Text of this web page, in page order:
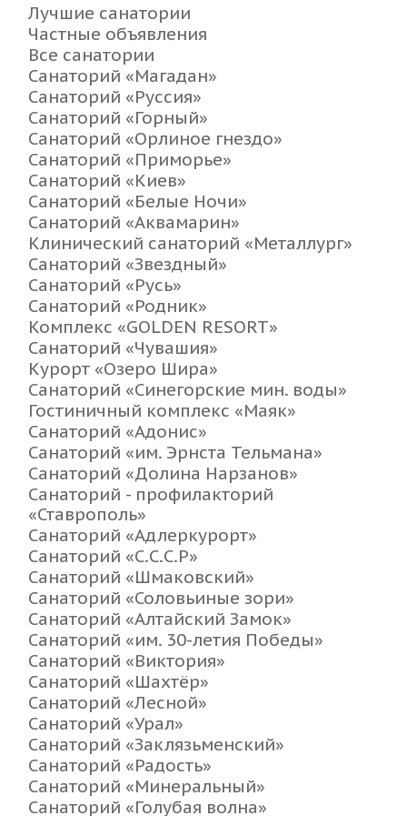
Лучшие санатории
Частные объявления
Все санатории
Санаторий «Магадан»
Санаторий «Руссия»
Санаторий «Горный»
Санаторий «Орлиное гнездо»
Санаторий «Приморье»
Санаторий «Киев»
Санаторий «Белые Ночи»
Санаторий «Аквамарин»
Клинический санаторий «Металлург»
Санаторий «Звездный»
Санаторий «Русь»
Санаторий «Родник»
Комплекс «GOLDEN RESORT»
Санаторий «Чувашия»
Курорт «Озеро Шира»
Санаторий «Синегорские мин. воды»
Гостиничный комплекс «Маяк»
Санаторий «Адонис»
Санаторий «им. Эрнста Тельмана»
Санаторий «Долина Нарзанов»
Санаторий - профилакторий
«Ставрополь»
Санаторий «Адлеркурорт»
Санаторий «С.С.С.Р»
Санаторий «Шмаковский»
Санаторий «Соловьиные зори»
Санаторий «Алтайский Замок»
Санаторий «им. 30-летия Победы»
Санаторий «Виктория»
Санаторий «Шахтёр»
Санаторий «Лесной»
Санаторий «Урал»
Санаторий «Заклязьменский»
Санаторий «Радость»
Санаторий «Минеральный»
Санаторий «Голубая волна»